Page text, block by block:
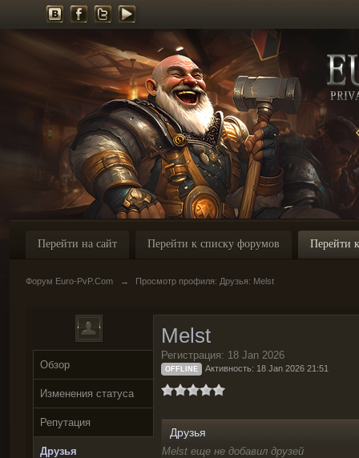
Перейти на сайт Перейти к списку форумов Перейти
Форум Euro-PvP.Com → Просмотр профиля: Друзья: Melst
Обзор
Изменения статуса
Репутация
Друзья
Melst
Регистрация: 18 Jan 2026
OFFLINE Активность: 18 Jan 2026 21:51
Друзья
Melst еще не добавил друзей